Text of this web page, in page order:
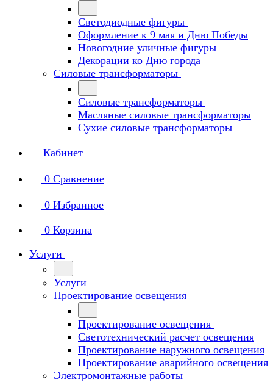
Светодиодные фигуры
Оформление к 9 мая и Дню Победы
Новогодние уличные фигуры
Декорации ко Дню города
Силовые трансформаторы
Силовые трансформаторы
Масляные силовые трансформаторы
Сухие силовые трансформаторы
Кабинет
0 Сравнение
0 Избранное
0 Корзина
Услуги
Услуги
Проектирование освещения
Проектирование освещения
Светотехнический расчет освещения
Проектирование наружного освещения
Проектирование аварийного освещения
Электромонтажные работы